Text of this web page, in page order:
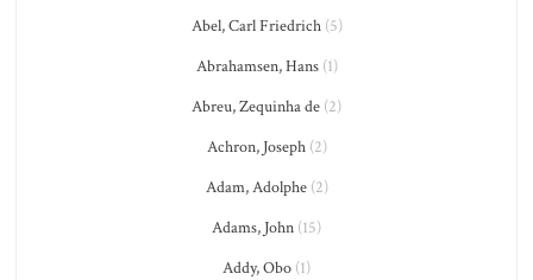
Abel, Carl Friedrich(5)
Abrahamsen, Hans(1)
Abreu, Zequinha de (2)
Achron, Joseph(2)
Adam, Adolphe(2)
Adams, John (15)
Addy, Obo (1)